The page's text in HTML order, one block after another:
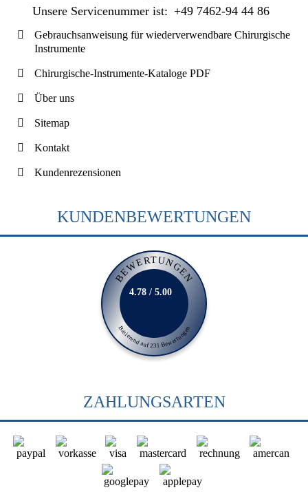
Unsere Servicenummer ist: +49 7462-94 44 86
Gebrauchsanweisung für wiederverwendbare Chirurgische
Instrumente
Chirurgische-Instrumente-Kataloge PDF
Über uns
Sitemap
Kontakt
Kundenrezensionen
KUNDENBEWERTUNGEN
BEWERTUNGEN
Basierend auf 231 Bewertungen
4.78 / 5.00
ZAHLUNGSARTEN